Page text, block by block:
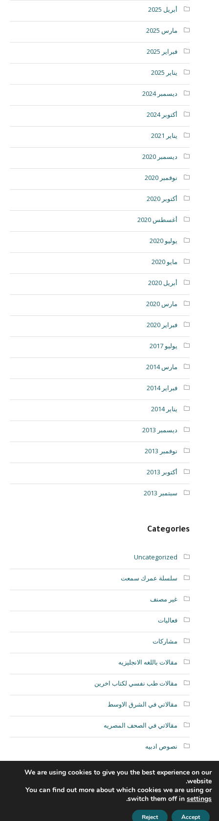
أبريل 2025
مارس 2025
فبراير 2025
يناير 2025
ديسمبر 2024
أكتوبر 2024
يناير 2021
ديسمبر 2020
نوفمبر 2020
أكتوبر 2020
أغسطس 2020
يوليو 2020
مايو 2020
أبريل 2020
مارس 2020
فبراير 2020
يوليو 2017
مارس 2014
فبراير 2014
يناير 2014
ديسمبر 2013
نوفمبر 2013
أكتوبر 2013
سبتمبر 2013
Categories
Uncategorized
سلسلة عمرك سمعت
غير مصنف
فعاليات
مشاركات
مقالات باللغه الانجليزيه
مقالات طب نفسي لكتاب اخرين
مقالاتي في الشرق الاوسط
مقالاتي في الصحف المصريه
نصوص ادبيه
We are using cookies to give you the best experience on our
website.
You can find out more about which cookies we are using or
switch them off in settings
.
Accept
Reject